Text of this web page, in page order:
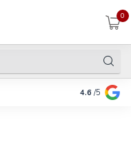
0
In 3 Raten
4.6 /5